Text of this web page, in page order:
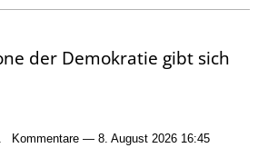
der Demokratie gibt sich
Kommentare — 8. August 2026 16:45